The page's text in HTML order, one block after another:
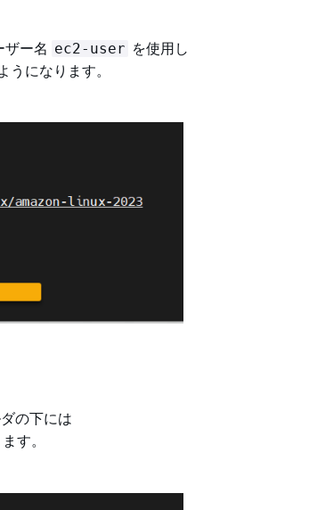
ザー名 ec2-user を使用し
になります。
の下には
す。